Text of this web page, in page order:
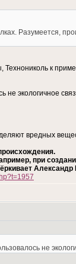
Разумеется,
к
не экологичное
вредных
при
не